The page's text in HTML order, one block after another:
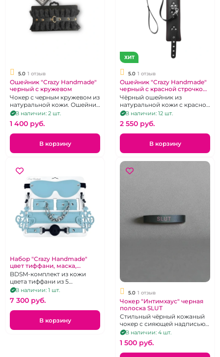
5.0 1 отзыв
Ошейник "Crazy Handmade"
черный с кружевом
Чокер с черным кружевом из
натуральной кожи. Ошейник
с черным кружевом и
кольцом под поводок
В наличии: 2 шт.
1 400 pуб.
В корзину
ХИТ
5.0 1 отзыв
Ошейник "Crazy Handmade"
черный с красной строчкой
и поводком
Чёрный ошейник из
натуральной кожи с красной
строчкой и поводком.
В наличии: 12 шт.
2 550 pуб.
В корзину
Набор "Crazy Handmade"
цвет тиффани, маска,
наручники, ошейник, кляп
BDSM-комплект из кожи
цвета тиффани из 5
предметов
В наличии: 1 шт.
7 300 pуб.
В корзину
5.0 1 отзыв
Чокер "Интимхаус" черная
полоска SLUT
Стильный чёрный кожаный
чокер с сияющей надписью
SLUT, регулируется 9
положениями язычка
пряжки
В наличии: 4 шт.
1 500 pуб.